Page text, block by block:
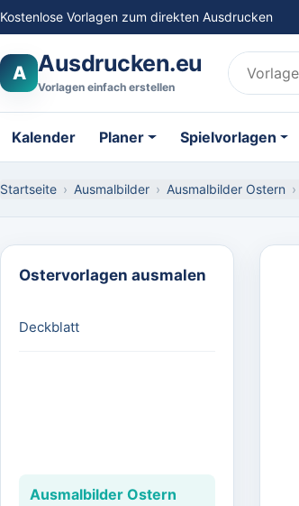
Kostenlose Vorlagen zum direkten Ausdrucken
A Ausdrucken.eu
Vorlagen einfach erstellen
Kalender Planer Spielvorlagen
Startseite Ausmalbilder Ausmalbilder Ostern
Ostervorlagen ausmalen
Deckblatt
Ausmalbilder Ostern